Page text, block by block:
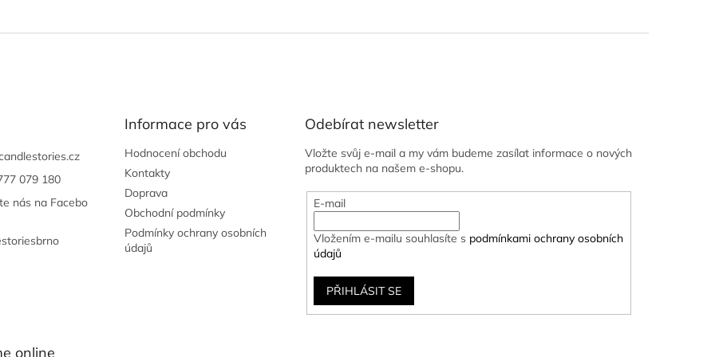
079 180
nás na Facebo
Informace pro vás
Hodnocení obchodu
Kontakty
Doprava
Obchodní podmínky
Podmínky ochrany osobních
údajů
Odebírat newsletter
Vložte svůj e-mail a my vám budeme zasílat informace o nových
produktech na našem e-shopu.
E-mail
Vložením e-mailu souhlasíte s podmínkami ochrany osobních
údajů
PŘIHLÁSIT SE
online